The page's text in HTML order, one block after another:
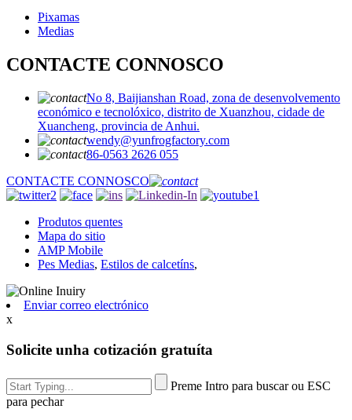
Pixamas
Medias
CONTACTE CONNOSCO
No 8, Baijianshan Road, zona de desenvolvemento
económico e tecnolóxico, distrito de Xuanzhou, cidade de
Xuancheng, provincia de Anhui.
wendy@yunfrogfactory.com
86-0563 2626 055
CONTACTE CONNOSCO
Produtos quentes
Mapa do sitio
AMP Mobile
Pes Medias, Estilos de calcetíns,
Enviar correo electrónico
x
Solicite unha cotización gratuíta
Preme Intro para buscar ou ESC
para pechar